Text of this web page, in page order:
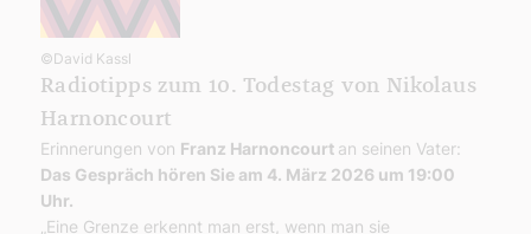
©David Kassl
Radiotipps zum 10. Todestag von Nikolaus
Harnoncourt
Erinnerungen von Franz Harnoncourt an seinen Vater:
Das Gespräch hören Sie am 4. März 2026 um 19:00
Uhr.
„Eine Grenze erkennt man erst, wenn man sie